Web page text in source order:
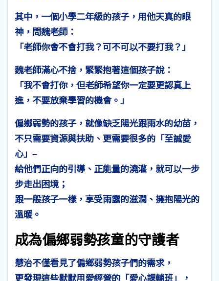
其中，一個小學二年級的孩子，用他天真的眼
神，問魏老師：
「老師你會不會打我？可不可以不要打我？」
魏老師滿心不捨，緊緊抱著這個孩子說：
「我不會打你，但老師希望你一定要更認真上
進，不要放棄學習的機會。」
偏鄉弱勢的孩子，就像缺乏陽光跟雨水的幼苗，
不只需要資源與扶助、更需要很多的「至誠愛
心」–
給他們正向的引導、正能量的澆灌，就可以一步
步走出困境；
跟一般孩子一樣，享受雨露的滋潤、擁抱陽光的
溫暖。
成為偏鄉弱勢孩童的守護者
慧治不僅看見了偏鄉弱勢孩子們的需求，
更發現這些默默用愛經營的「愛心課輔班」，